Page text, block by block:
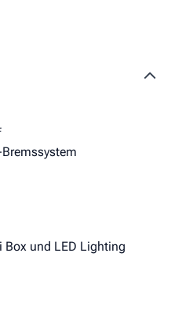
Box und LED Lighting